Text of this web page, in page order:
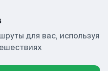
для вас, используя